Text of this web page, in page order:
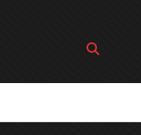
Open
bar